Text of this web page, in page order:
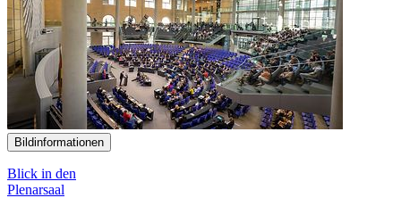
Bildinformationen
Blick in den
Plenarsaal